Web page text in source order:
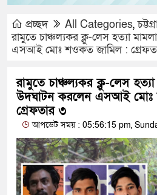
প্রচ্ছদ All Categories,
রামুতে চাঞ্চল্যকর ক্লু-লেস হত্যা
এসআই মোঃ শওকত জামিল :
রামুতে চাঞ্চল্যকর ক্লু-লেস
উদঘাটন করলেন এসআই
গ্রেফতার ৩
আপডেট সময় : 05:56:15 pm,